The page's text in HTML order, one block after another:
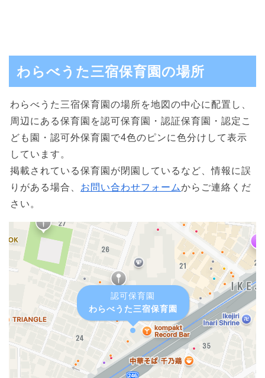
わらべうた三宿保育園の場所
わらべうた三宿保育園の場所を地図の中心に配置し、
周辺にある保育園を認可保育園・認証保育園・認定こ
ども園・認可外保育園で4色のピンに色分けして表示
しています。
掲載されている保育園が閉園しているなど、情報に誤
りがある場合、 お問い合わせフォームからご連絡くだ
さい。
認可保育園
わらべうた三宿保育園